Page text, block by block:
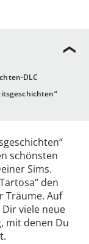
DLC
schönsten
Sims.
den
Träume. Auf
viele neue
mit denen Du